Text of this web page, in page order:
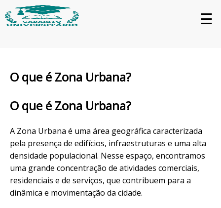
☰
O que é Zona Urbana?
O que é Zona Urbana?
A Zona Urbana é uma área geográfica caracterizada
pela presença de edifícios, infraestruturas e uma alta
densidade populacional. Nesse espaço, encontramos
uma grande concentração de atividades comerciais,
residenciais e de serviços, que contribuem para a
dinâmica e movimentação da cidade.